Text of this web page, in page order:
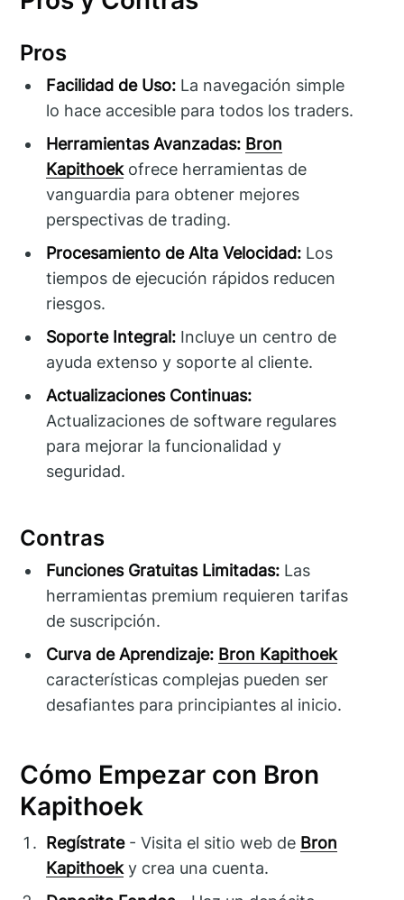
Pros
Facilidad de Uso: La navegación simple
lo hace accesible para todos los traders.
Herramientas Avanzadas: Bron
Kapithoekofrece herramientas de
vanguardia para obtener mejores
perspectivas de trading.
Procesamiento de Alta Velocidad: Los
tiempos de ejecución rápidos reducen
riesgos.
Soporte Integral: Incluye un centro de
ayuda extenso y soporte al cliente.
Actualizaciones Continuas:
Actualizaciones de software regulares
para mejorar la funcionalidad y
seguridad.
Contras
Funciones Gratuitas Limitadas: Las
herramientas premium requieren tarifas
de suscripción.
Curva de Aprendizaje: Bron Kapithoek
características complejas pueden ser
desafiantes para principiantes al inicio.
Cómo Empezar con Bron
Kapithoek
Regístrate- Visita el sitio web de Bron
Kapithoeky crea una cuenta.